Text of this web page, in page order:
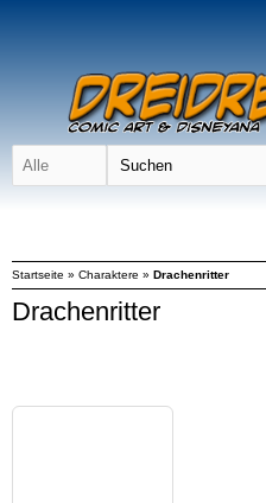
Startseite » Charaktere » Drachenritter
Drachenritter